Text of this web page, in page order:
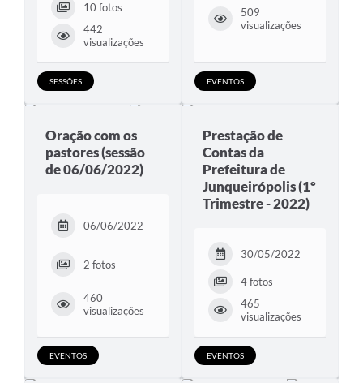
10 fotos
442
visualizações
SESSÕES
509
visualizações
EVENTOS
Oração com os
pastores (sessão
de 06/06/2022)
06/06/2022
2 fotos
460
visualizações
EVENTOS
Prestação de
Contas da
Prefeitura de
Junqueirópolis (1º
Trimestre - 2022)
30/05/2022
4 fotos
465
visualizações
EVENTOS